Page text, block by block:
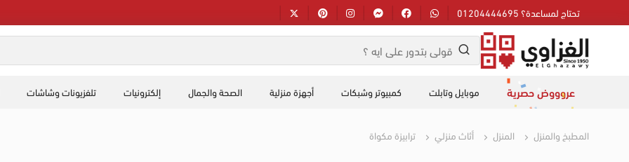
تحتاج لمساعدة؟ 01204444695
عروووض حصرية موبايل وتابلت كمبيوتر وشبكات أجهزة منزلية الصحة والجمال إلكترونيات تلفزيونات وشاشات
المطبخ والمنزل المنزل أثاث منزلي ترابيزة مكواة